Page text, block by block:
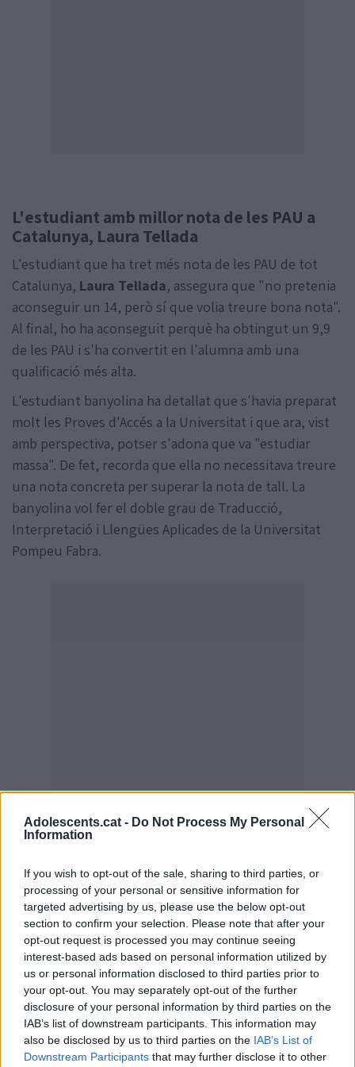
Adolescents.cat - Do Not Process My Personal
Information
If you wish to opt-out of the sale, sharing to third parties, or
processing of your personal or sensitive information for
targeted advertising by us, please use the below opt-out
section to confirm your selection. Please note that after your
opt-out request is processed you may continue seeing
interest-based ads based on personal information utilized by
us or personal information disclosed to third parties prior to
your opt-out. You may separately opt-out of the further
disclosure of your personal information by third parties on the
IAB’s list of downstream participants. This information may
also be disclosed by us to third parties on the IAB’s List of
Downstream Participants that may further disclose it to other
L'estudiant amb millor nota de les PAU a
Catalunya, Laura Tellada
L'estudiant que ha tret més nota de les PAU de tot
Catalunya, Laura Tellada, assegura que "no pretenia
aconseguir un 14, però sí que volia treure bona nota".
Al final, ho ha aconseguit perquè ha obtingut un 9,9
de les PAU i s'ha convertit en l'alumna amb una
qualificació més alta.
L'estudiant banyolina ha detallat que s'havia preparat
molt les Proves d'Accés a la Universitat i que ara, vist
amb perspectiva, potser s'adona que va "estudiar
massa". De fet, recorda que ella no necessitava treure
una nota concreta per superar la nota de tall. La
banyolina vol fer el doble grau de Traducció,
Interpretació i Llengües Aplicades de la Universitat
Pompeu Fabra.